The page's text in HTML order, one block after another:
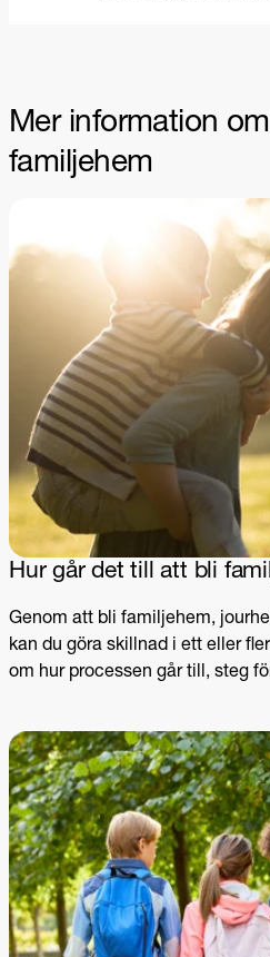
Mer information
familjehem
Hur går det till att bli
Genom att bli familjehem,
kan du göra skillnad i ett eller
om hur processen går till, steg